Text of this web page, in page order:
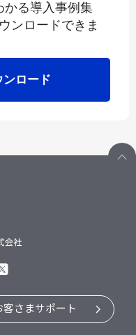
かる導入事例集
ンロードできま
ロード
客さまサポート